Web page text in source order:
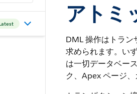
アトミ
DML 操作はトラン
求められます。い
は一切データベー
ク、Apex ページ